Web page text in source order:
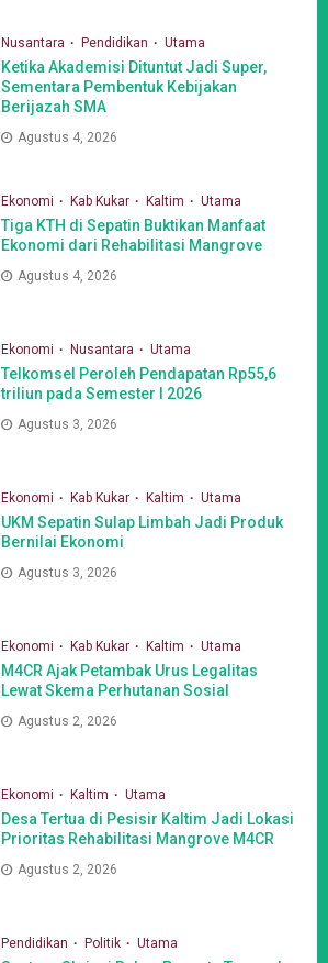
Nusantara Pendidikan Utama
Ketika Akademisi Dituntut Jadi Super,
Sementara Pembentuk Kebijakan
Berijazah SMA
Agustus 4, 2026
Ekonomi Kab Kukar Kaltim Utama
Tiga KTH di Sepatin Buktikan Manfaat
Ekonomi dari Rehabilitasi Mangrove
Agustus 4, 2026
Ekonomi Nusantara Utama
Telkomsel Peroleh Pendapatan Rp55,6
triliun pada Semester I 2026
Agustus 3, 2026
Ekonomi Kab Kukar Kaltim Utama
UKM Sepatin Sulap Limbah Jadi Produk
Bernilai Ekonomi
Agustus 3, 2026
Ekonomi Kab Kukar Kaltim Utama
M4CR Ajak Petambak Urus Legalitas
Lewat Skema Perhutanan Sosial
Agustus 2, 2026
Ekonomi Kaltim Utama
Desa Tertua di Pesisir Kaltim Jadi Lokasi
Prioritas Rehabilitasi Mangrove M4CR
Agustus 2, 2026
Pendidikan Politik Utama